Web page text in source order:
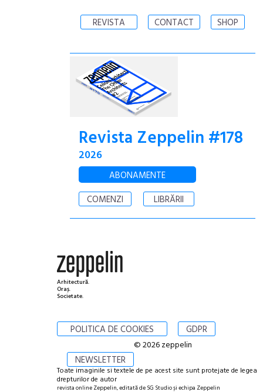
REVISTA CONTACT SHOP
Revista Zeppelin #178
2026
ABONAMENTE
COMENZI
LIBRĂRII
Arhitectură.
Oraș.
Societate.
POLITICA DE COOKIES GDPR
NEWSLETTER
© 2026 zeppelin
Toate imaginile si textele de pe acest site sunt protejate de legea
drepturilor de autor
revista online Zeppelin, editată de SG Studio și echipa Zeppelin